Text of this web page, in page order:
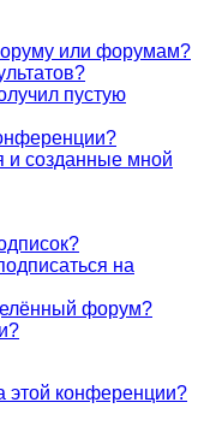
или форумам?
пустую
и созданные мной
на
форум?
этой конференции?